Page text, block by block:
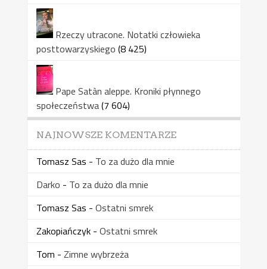
Rzeczy utracone. Notatki człowieka
posttowarzyskiego (8 425)
Pape Satàn aleppe. Kroniki płynnego
społeczeństwa(7 604)
NAJNOWSZE KOMENTARZE
Tomasz Sas - To za dużo dla mnie
Darko - To za dużo dla mnie
Tomasz Sas - Ostatni smrek
Zakopiańczyk- Ostatni smrek
Tom - Zimne wybrzeża